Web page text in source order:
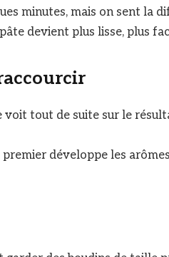
minutes, mais on sent la
devient plus lisse, plus
voit tout de suite sur le
développe les